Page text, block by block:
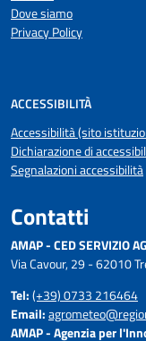
Dove siamo
Privacy Policy
ACCESSIBILITÀ
Accessibilità (sito
Dichiarazione di
Segnalazioni accessibilità
Contatti
AMAP - CED SERVIZIO
Via Cavour, 29 - 62010
Tel:(+39) 0733 216464
Email:
AMAP - Agenzia per